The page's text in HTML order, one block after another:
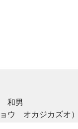
和男
ウ オカジカズオ）